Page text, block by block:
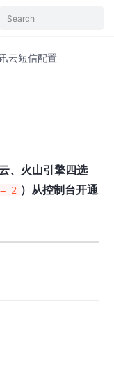
云短信配置
、火山引擎四选
2 ）从控制台开通
Search